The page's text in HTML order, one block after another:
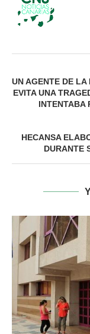
UN AGENTE DE LA
EVITA UNA
INTENTABA
HECANSA
DURANTE